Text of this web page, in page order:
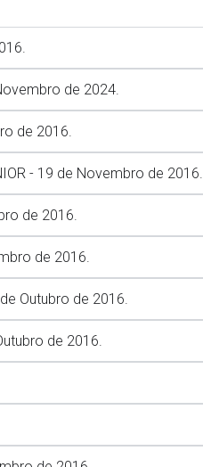
de 2024.
de 2016.
- 19 de Novembro de 2016.
de 2016.
de 2016.
de Outubro de 2016.
de 2016.